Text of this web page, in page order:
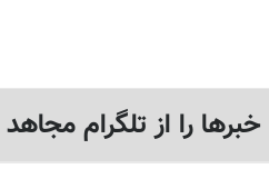
خبرها را از تلگرام